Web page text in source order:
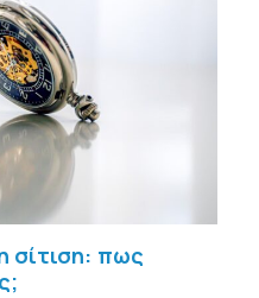
σίτιση: πως